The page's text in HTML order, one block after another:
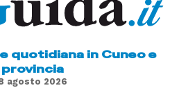
quotidiana in Cuneo e
provincia
agosto 2026